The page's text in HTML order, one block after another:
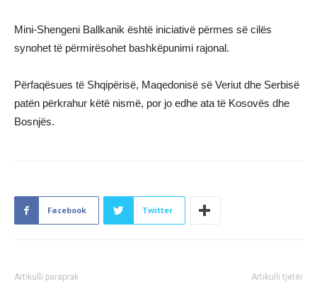
Mini-Shengeni Ballkanik është iniciativë përmes së cilës
synohet të përmirësohet bashkëpunimi rajonal.
Përfaqësues të Shqipërisë, Maqedonisë së Veriut dhe Serbisë
patën përkrahur këtë nismë, por jo edhe ata të Kosovës dhe
Bosnjës.
Facebook Twitter
Artikulli paraprak Artikulli tjetër